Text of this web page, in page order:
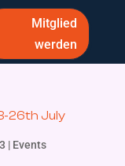
Mitglied
werden
26th July
| Events